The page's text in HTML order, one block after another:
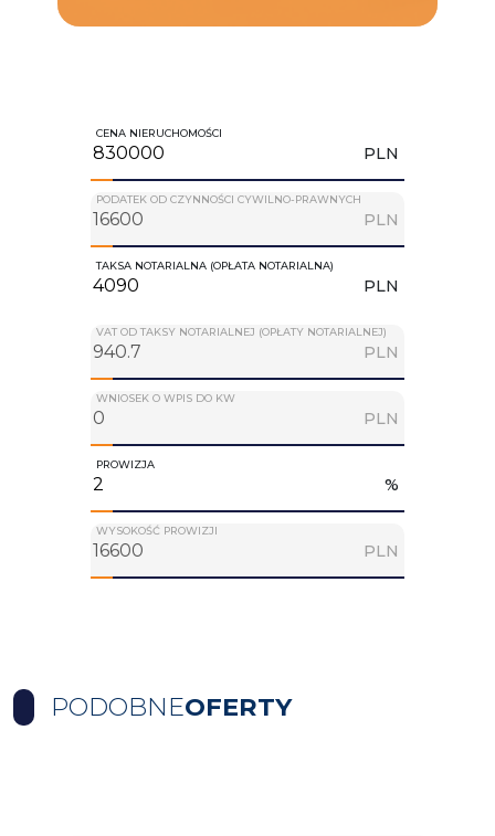
CENA NIERUCHOMOŚCI
PLN
PODATEK OD CZYNNOŚCI CYWILNO-PRAWNYCH
PLN
TAKSA NOTARIALNA (OPŁATA NOTARIALNA)
PLN
VAT OD TAKSY NOTARIALNEJ (OPŁATY NOTARIALNEJ)
PLN
WNIOSEK O WPIS DO KW
PLN
PROWIZJA
%
WYSOKOŚĆ PROWIZJI
PLN
PODOBNEOFERTY